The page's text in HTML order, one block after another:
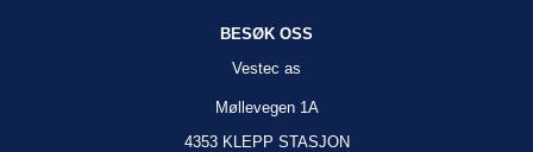
BESØK OSS
Vestec as
Møllevegen 1A
4353 KLEPP STASJON